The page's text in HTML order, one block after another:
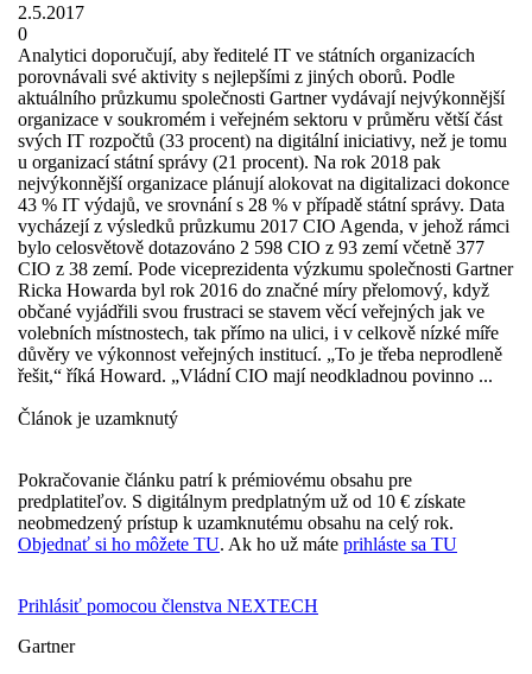
2.5.2017
0
Analytici doporučují, aby ředitelé IT ve státních organizacích
porovnávali své aktivity s nejlepšími z jiných oborů. Podle
aktuálního průzkumu společnosti Gartner vydávají nejvýkonnější
organizace v soukromém i veřejném sektoru v průměru větší část
svých IT rozpočtů (33 procent) na digitální iniciativy, než je tomu
u organizací státní správy (21 procent). Na rok 2018 pak
nejvýkonnější organizace plánují alokovat na digitalizaci dokonce
43 % IT výdajů, ve srovnání s 28 % v případě státní správy. Data
vycházejí z výsledků průzkumu 2017 CIO Agenda, v jehož rámci
bylo celosvětově dotazováno 2 598 CIO z 93 zemí včetně 377
CIO z 38 zemí. Pode viceprezidenta výzkumu společnosti Gartner
Ricka Howarda byl rok 2016 do značné míry přelomový, když
občané vyjádřili svou frustraci se stavem věcí veřejných jak ve
volebních místnostech, tak přímo na ulici, i v celkově nízké míře
důvěry ve výkonnost veřejných institucí. „To je třeba neprodleně
řešit,“ říká Howard. „Vládní CIO mají neodkladnou povinno ...
Článok je uzamknutý
Pokračovanie článku patrí k prémiovému obsahu pre
predplatiteľov. S digitálnym predplatným už od 10 € získate
neobmedzený prístup k uzamknutému obsahu na celý rok.
Objednať si ho môžete TU. Ak ho už máte prihláste sa TU
Prihlásiť pomocou členstva NEXTECH
Gartner